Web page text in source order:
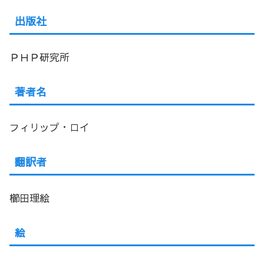
出版社
ＰＨＰ研究所
著者名
フィリップ・ロイ
翻訳者
櫛田理絵
絵